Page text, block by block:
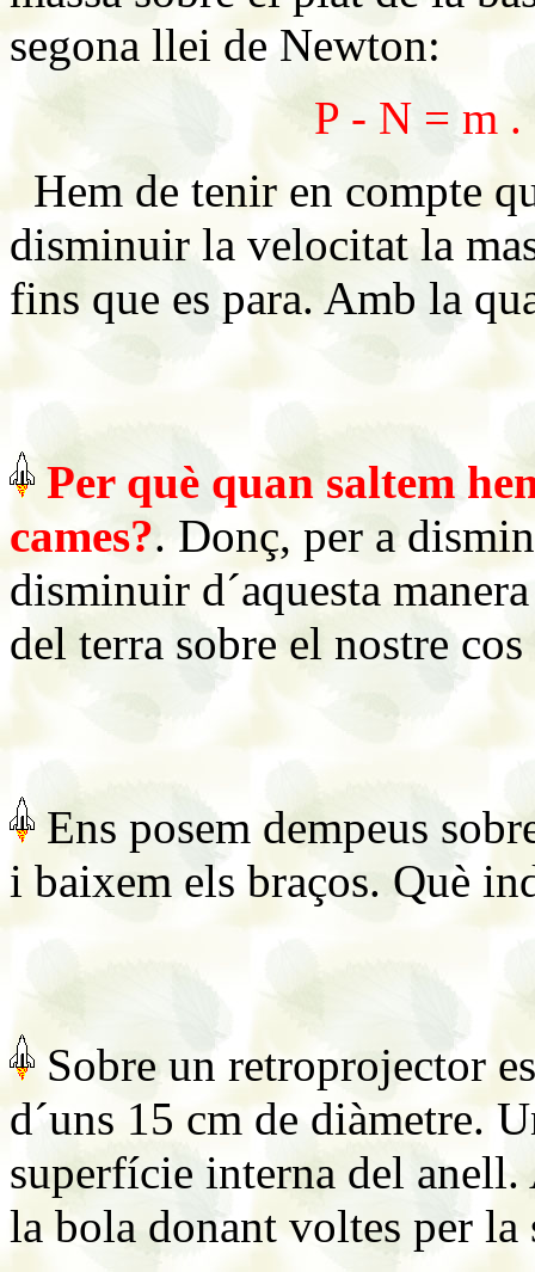
segona llei de Newton:
P - N = m
Hem de tenir en compte
disminuir la velocitat la
fins que es para. Amb la
Per què quan saltem
cames?. Donç, per a
disminuir d´aquesta
del terra sobre el nostre
Ens posem dempeus
i baixem els braços. Què
Sobre un retroprojector
d´uns 15 cm de diàmetre.
superfície interna del
la bola donant voltes per la